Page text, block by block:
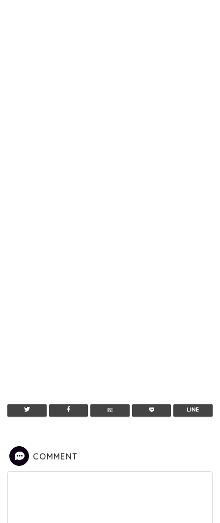
COMMENT